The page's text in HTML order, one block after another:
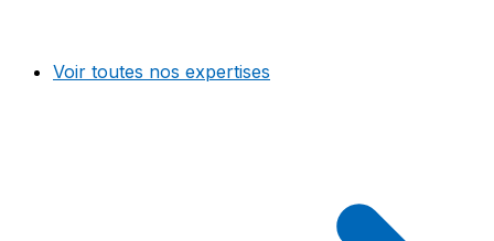
Voir toutes nos expertises